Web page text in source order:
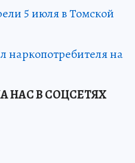
5 июля в Томской
наркопотребителя на
НАС В СОЦСЕТЯХ